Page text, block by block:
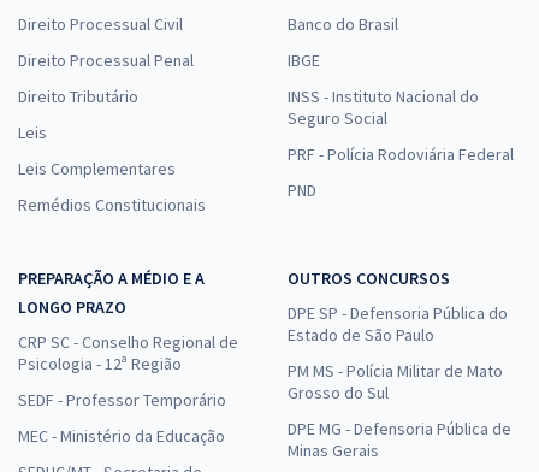
Direito Processual Civil
Direito Processual Penal
Direito Tributário
Leis
Leis Complementares
Remédios Constitucionais
Banco do Brasil
IBGE
INSS - Instituto Nacional do
Seguro Social
PRF - Polícia Rodoviária Federal
PND
PREPARAÇÃO A MÉDIO E A
LONGO PRAZO
CRP SC - Conselho Regional de
Psicologia - 12ª Região
SEDF - Professor Temporário
MEC - Ministério da Educação
OUTROS CONCURSOS
DPE SP - Defensoria Pública do
Estado de São Paulo
PM MS - Polícia Militar de Mato
Grosso do Sul
DPE MG - Defensoria Pública de
Minas Gerais